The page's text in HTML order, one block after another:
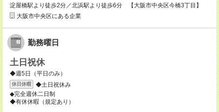
淀屋橋駅より徒歩2分／北浜駅より徒歩6分 【大阪市中央区今橋3丁目】
大阪市中央区にある企業
勤務曜日
土日祝休
◆週5日（平日のみ）
休日休暇
◆土日祝休み
◆完全週休二日制
◆有休休暇（規定あり）